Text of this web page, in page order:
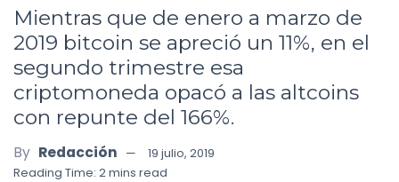
Mientras que de enero a marzo de
2019 bitcoin se apreció un 11%, en el
segundo trimestre esa
criptomoneda opacó a las altcoins
con repunte del 166%.
By Redacción
19 julio, 2019
Reading Time: 2 mins read